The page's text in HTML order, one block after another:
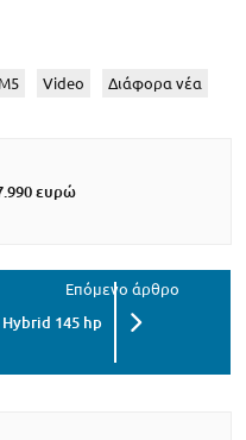
Video Διάφορα νέα
ευρώ
Hybrid 145 hp